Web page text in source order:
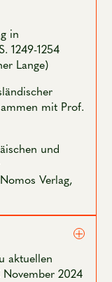
in
1249-1254
Lange)
mit Prof.
und
Verlag,
aktuellen
November 2024